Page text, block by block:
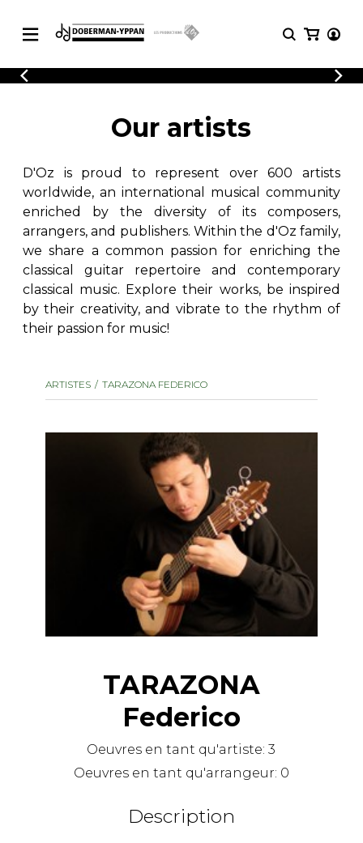
CATALOGUE
Explore our sheet music catalog, rich in
original works and quality arrangements.
SHEET MUSIC FOR GUITAR
SHEET MUSIC FOR OTHER
INSTRUMENTS
SHEET MUSIC FOR ENSEMBLE
OTHER PRODUCTS
Explore our sheet music catalog, rich
in original works and quality
arrangements.
Methods
Solo Guitar
2 Guitars
3 Guitars
4 Guitars
5 Guitars and More
Guitar Ensemble
Guitar Orchestra
with Guitar
Our artists
D'Oz is proud to represent over 600 artists
worldwide, an international musical community
enriched by the diversity of its composers,
arrangers, and publishers. Within the d'Oz family,
we share a common passion for enriching the
classical guitar repertoire and contemporary
classical music. Explore their works, be inspired
by their creativity, and vibrate to the rhythm of
their passion for music!
ARTISTES TARAZONA FEDERICO
TARAZONA
Federico
Oeuvres en tant qu'artiste:3
Oeuvres en tant qu'arrangeur: 0
Description